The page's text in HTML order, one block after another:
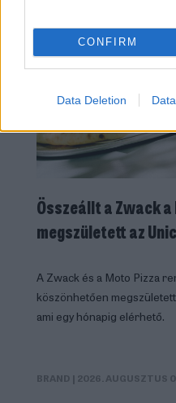
CONFIRM
Data Deletion
Összeállt a Zwack
megszületett az
A Zwack és a Moto Pizza
köszönhetően
ami egy hónapig elérhető.
BRAND | 2026. AUGUSZTUS